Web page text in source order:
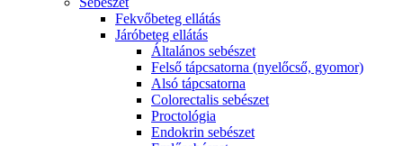
Fekvőbeteg ellátás
Járóbeteg ellátás
Általános sebészet
Felső tápcsatorna (nyelőcső, gyomor)
Alsó tápcsatorna
Colorectalis sebészet
Proctológia
Endokrin sebészet